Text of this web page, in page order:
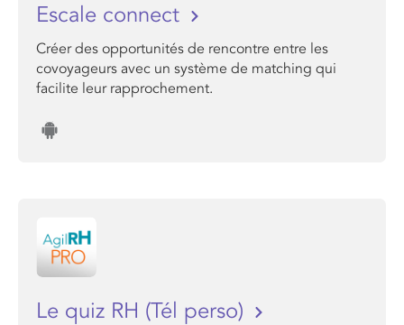
Escale connect
Créer des opportunités de rencontre entre les
covoyageurs avec un système de matching qui
facilite leur rapprochement.
Le quiz RH (Tél perso)